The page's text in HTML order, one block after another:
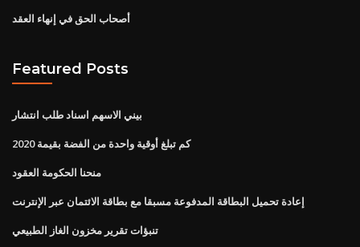
أصحاب الحق في إنهاء العقد
Featured Posts
بيني الاسهم اسناد طلب انتشار
كم تبلغ أوقية واحدة من الفضة بقيمة 2020
منحنا الحكومة العقود
إعادة تحميل البطاقة المدفوعة مسبقا مع بطاقة الائتمان عبر الإنترنت
تنبؤات تقرير مخزون الغاز الطبيعي